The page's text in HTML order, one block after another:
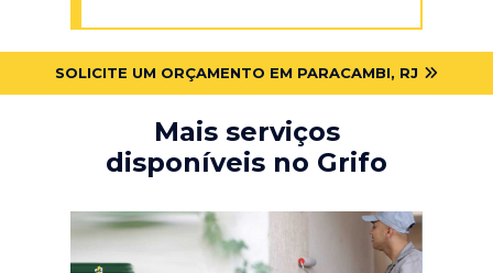
SOLICITE UM ORÇAMENTO EM PARACAMBI, RJ
Mais serviços
disponíveis no Grifo